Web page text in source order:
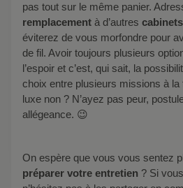
pas tout sur le même panier.
remplacement à d’autres
éviterez de vous morfondre pour
de fil. Avoir toujours plusieurs
l’espoir et c’est, qui sait, la
choix entre plusieurs missions à
luxe non ? N’ayez pas peur,
allégeance. 😉
On espère que vous vous sentez
préparer votre entretien ? Si